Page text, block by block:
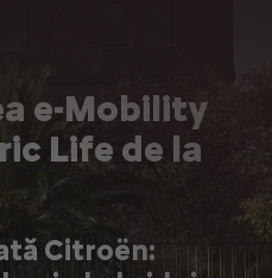
e-Mobility
Life de la
Citroën: